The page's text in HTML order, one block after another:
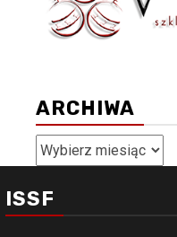
ARCHIWA
Archiwa
ISSF